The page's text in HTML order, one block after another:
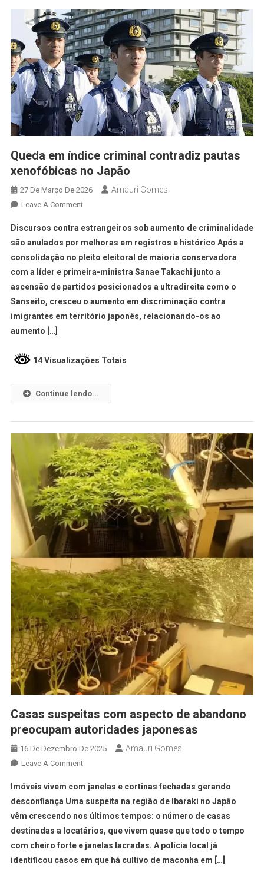
Queda em índice criminal contradiz pautas
xenofóbicas no Japão
27 De Março De 2026 Amauri Gomes
Leave A Comment
Discursos contra estrangeiros sob aumento de criminalidade
são anulados por melhoras em registros e histórico Após a
consolidação no pleito eleitoral de maioria conservadora
com a líder e primeira-ministra Sanae Takachi junto a
ascensão de partidos posicionados a ultradireita como o
Sanseito, cresceu o aumento em discriminação contra
imigrantes em território japonês, relacionando-os ao
aumento […]
14 Visualizações Totais
Continue lendo...
Casas suspeitas com aspecto de abandono
preocupam autoridades japonesas
16 De Dezembro De 2025 Amauri Gomes
Leave A Comment
Imóveis vivem com janelas e cortinas fechadas gerando
desconfiança Uma suspeita na região de Ibaraki no Japão
vêm crescendo nos últimos tempos: o número de casas
destinadas a locatários, que vivem quase que todo o tempo
com cheiro forte e janelas lacradas. A polícia local já
identificou casos em que há cultivo de maconha em […]